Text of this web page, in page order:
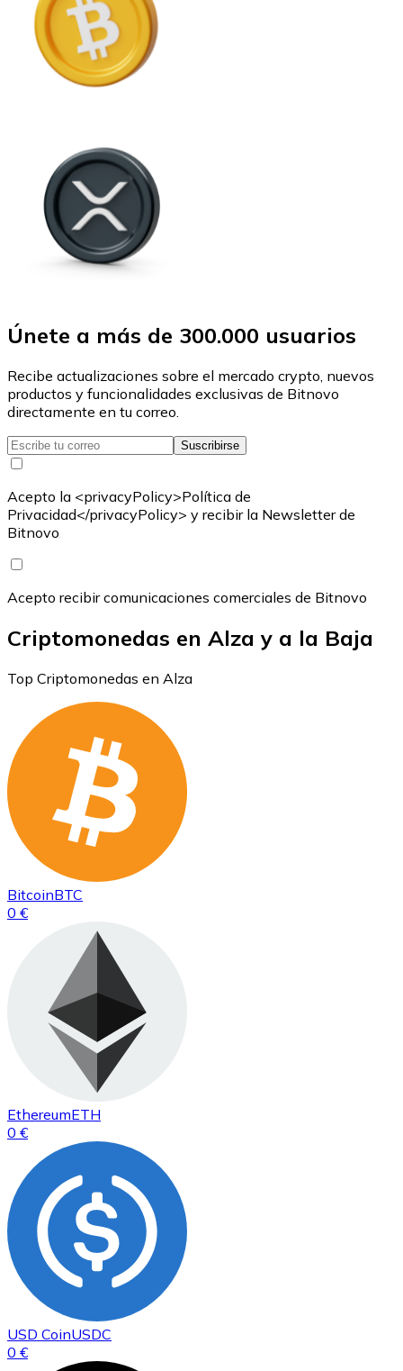
Únete a más de 300.000 usuarios
Recibe actualizaciones sobre el mercado crypto, nuevos
productos y funcionalidades exclusivas de Bitnovo
directamente en tu correo.
Suscribirse
Acepto la <privacyPolicy>Política de
Privacidad</privacyPolicy> y recibir la Newsletter de
Bitnovo
Acepto recibir comunicaciones comerciales de Bitnovo
Criptomonedas en Alza y a la Baja
Top Criptomonedas en Alza
BitcoinBTC
0 €
EthereumETH
0 €
USD CoinUSDC
0 €